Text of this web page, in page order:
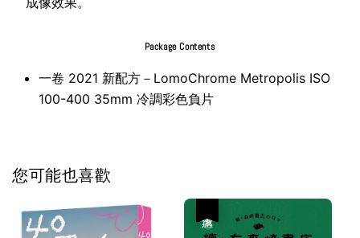
Package Contents
一卷 2021 新配方－LomoChrome Metropolis ISO
100-400 35mm 冷調彩色負片
您可能也喜歡